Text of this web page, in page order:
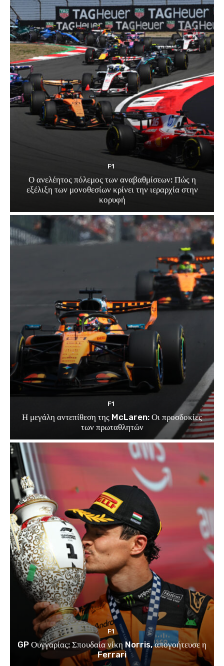
F1
Ο ανελέητος πόλεμος των αναβαθμίσεων: Πώς η
εξέλιξη των μονοθεσίων κρίνει την ιεραρχία στην
κορυφή
F1
Η μεγάλη αντεπίθεση της McLaren: Οι προσδοκίες
των πρωταθλητών
F1
GP Ουγγαρίας: Σπουδαία νίκη Norris, απογοήτευσε η
Ferrari